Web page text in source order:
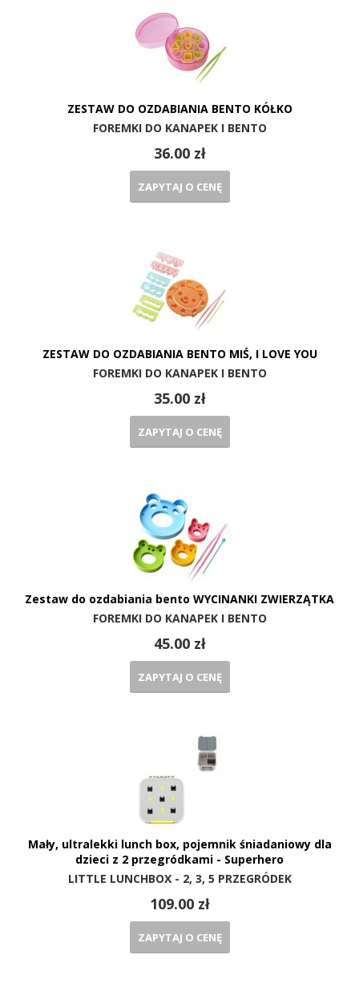
ZESTAW DO OZDABIANIA BENTO KÓŁKO
FOREMKI DO KANAPEK I BENTO
36.00 zł
ZAPYTAJ O CENĘ
ZESTAW DO OZDABIANIA BENTO MIŚ, I LOVE YOU
FOREMKI DO KANAPEK I BENTO
35.00 zł
ZAPYTAJ O CENĘ
Zestaw do ozdabiania bento WYCINANKI ZWIERZĄTKA
FOREMKI DO KANAPEK I BENTO
45.00 zł
ZAPYTAJ O CENĘ
Mały, ultralekki lunch box, pojemnik śniadaniowy dla
dzieci z 2 przegródkami - Superhero
LITTLE LUNCHBOX - 2, 3, 5 PRZEGRÓDEK
109.00 zł
ZAPYTAJ O CENĘ